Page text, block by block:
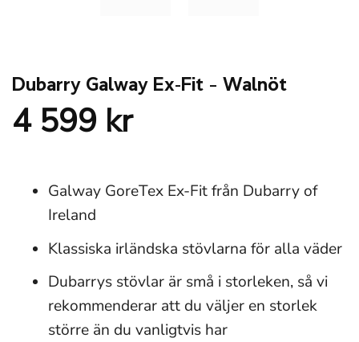
Dubarry Galway Ex-Fit – Walnöt
4 599 kr
Galway GoreTex Ex-Fit från Dubarry of
Ireland
Klassiska irländska stövlarna för alla väder
Dubarrys stövlar är små i storleken, så vi
rekommenderar att du väljer en storlek
större än du vanligtvis har